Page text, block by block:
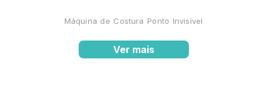
Máquina de Costura Ponto Invisível
Ver mais